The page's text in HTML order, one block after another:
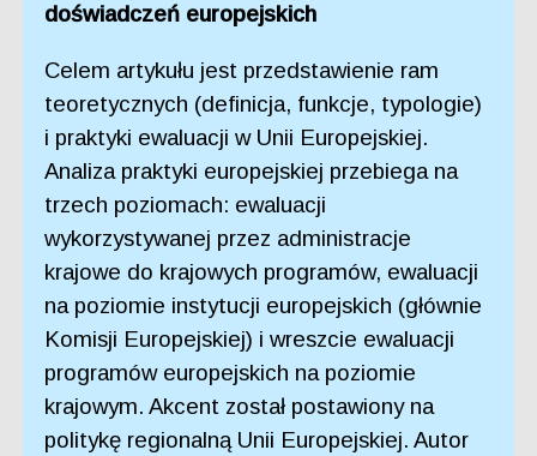
doświadczeń europejskich
Celem artykułu jest przedstawienie ram
teoretycznych (definicja, funkcje, typologie)
i praktyki ewaluacji w Unii Europejskiej.
Analiza praktyki europejskiej przebiega na
trzech poziomach: ewaluacji
wykorzystywanej przez administracje
krajowe do krajowych programów, ewaluacji
na poziomie instytucji europejskich (głównie
Komisji Europejskiej) i wreszcie ewaluacji
programów europejskich na poziomie
krajowym. Akcent został postawiony na
politykę regionalną Unii Europejskiej. Autor